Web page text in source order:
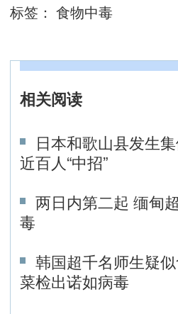
标签： 食物中毒
相关阅读
日本和歌山县发生
近百人“中招”
两日内第二起 缅甸
毒
韩国超千名师生疑
菜检出诺如病毒